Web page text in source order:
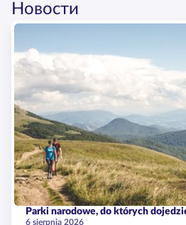
Новости
Parki narodowe, do których
6 sierpnia 2026